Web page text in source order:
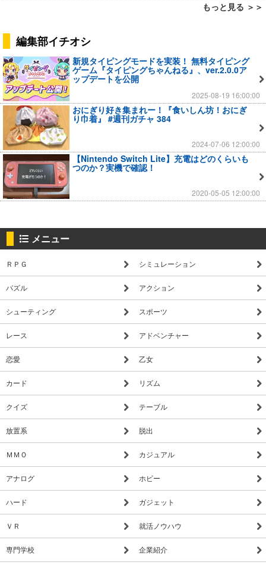
もっと見る ＞＞
編集部イチオシ
新規タイピングモードを実装！ 無料タイピング
ゲーム『タイピングちゃんねる』、ver.2.0.0ア
ップデートを公開
2025-08-19 16:00:00
おにぎり好き集まれー！『食いしん坊！おにぎ
り巾着』 #週刊ガチャ 384
2024-07-06 12:00:00
【Nintendo Switch Lite】充電はどのくらいも
つのか？実機で確認！
2020-05-05 12:00:00
メニュー
ＲＰＧ シミュレーション
パズル アクション
シューティング スポーツ
レース アドベンチャー
恋愛 乙女
カード リズム
クイズ テーブル
放置系 脱出
ＭＭＯ カジュアル
アナログ ホビー
ハード ガジェット
ＶＲ 就活ノウハウ
専門学校 企業紹介